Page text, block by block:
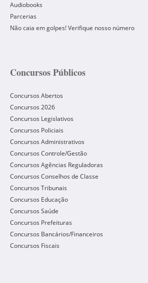
Audiobooks
Parcerias
Não caia em golpes! Verifique nosso número
Concursos Públicos
Concursos Abertos
Concursos 2026
Concursos Legislativos
Concursos Policiais
Concursos Administrativos
Concursos Controle/Gestão
Concursos Agências Reguladoras
Concursos Conselhos de Classe
Concursos Tribunais
Concursos Educação
Concursos Saúde
Concursos Prefeituras
Concursos Bancários/Financeiros
Concursos Fiscais